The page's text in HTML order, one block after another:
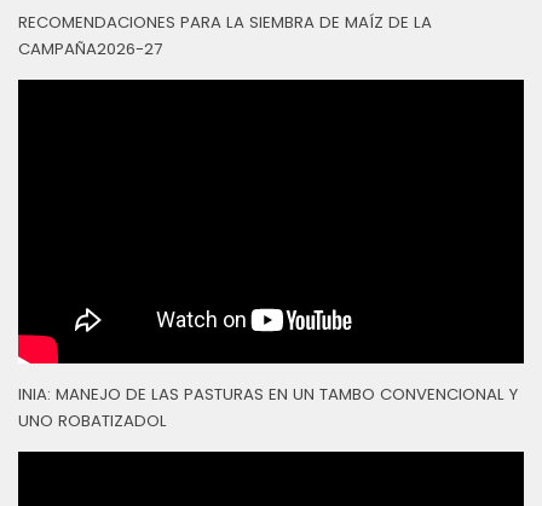
RECOMENDACIONES PARA LA SIEMBRA DE MAÍZ DE LA
CAMPAÑA2026-27
INIA: MANEJO DE LAS PASTURAS EN UN TAMBO CONVENCIONAL Y
UNO ROBATIZADOL